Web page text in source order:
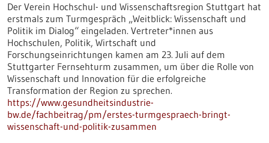
Der Verein Hochschul- und Wissenschaftsregion Stuttgart hat
erstmals zum Turmgespräch „Weitblick: Wissenschaft und
Politik im Dialog“ eingeladen. Vertreter*innen aus
Hochschulen, Politik, Wirtschaft und
Forschungseinrichtungen kamen am 23. Juli auf dem
Stuttgarter Fernsehturm zusammen, um über die Rolle von
Wissenschaft und Innovation für die erfolgreiche
Transformation der Region zu sprechen.
https://www.gesundheitsindustrie-
bw.de/fachbeitrag/pm/erstes-turmgespraech-bringt-
wissenschaft-und-politik-zusammen